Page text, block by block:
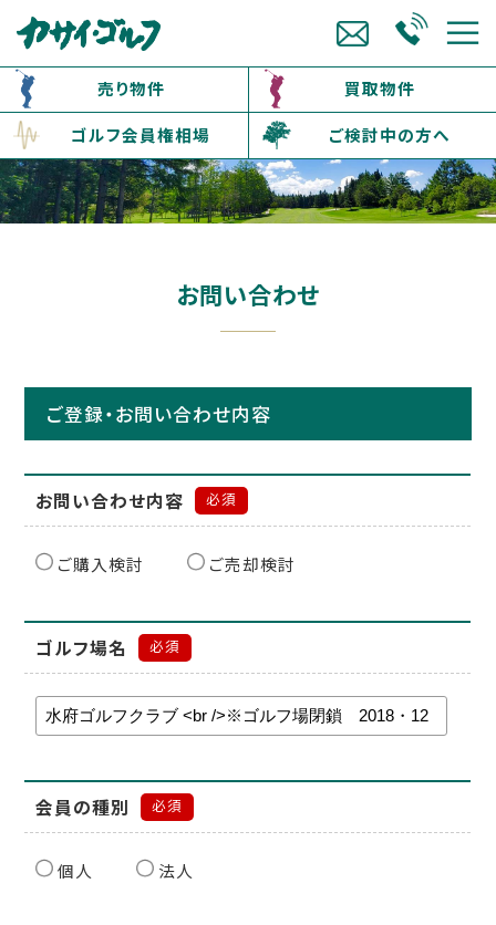
売り物件
買取物件
ゴルフ会員権相場
ご検討中の方へ
お問い合わせ
ご登録・お問い合わせ内容
お問い合わせ内容 必須
ご購入検討 ご売却検討
ゴルフ場名 必須
会員の種別 必須
個人 法人